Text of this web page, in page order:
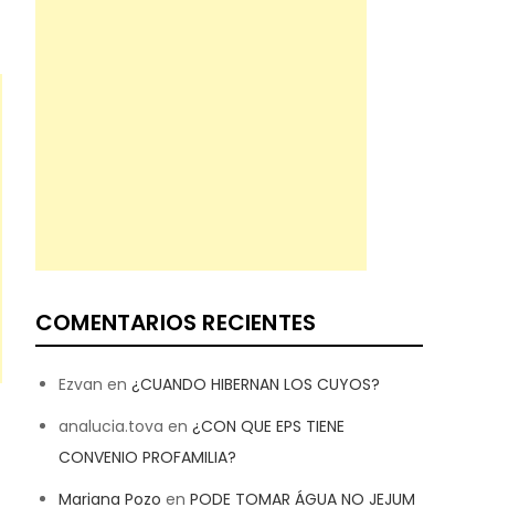
COMENTARIOS RECIENTES
Ezvan en ¿CUANDO HIBERNAN LOS CUYOS?
analucia.tova en ¿CON QUE EPS TIENE
CONVENIO PROFAMILIA?
Mariana Pozo en PODE TOMAR ÁGUA NO JEJUM